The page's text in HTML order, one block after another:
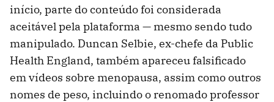
início, parte do conteúdo foi considerada
aceitável pela plataforma — mesmo sendo tudo
manipulado. Duncan Selbie, ex-chefe da Public
Health England, também apareceu falsificado
em vídeos sobre menopausa, assim como outros
nomes de peso, incluindo o renomado professor